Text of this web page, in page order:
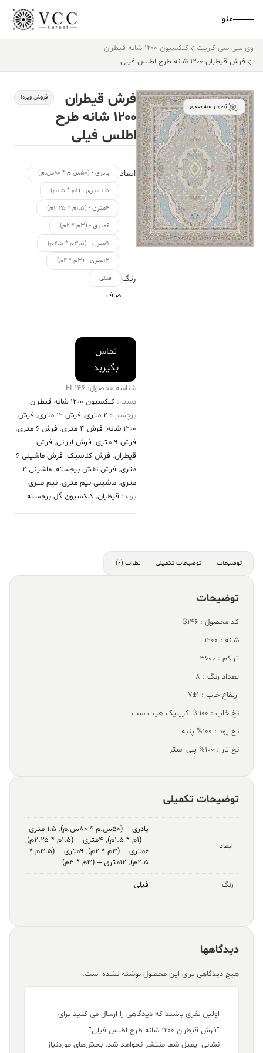
منو
وی سی سی کارپت
کلکسیون ۱۲۰۰ شانه قیطران
فرش قیطران ۱۲۰۰ شانه طرح اطلس فیلی
تصویر سه بعدی
فرش قیطران
۱۲۰۰ شانه طرح
اطلس فیلی
فروش ویژه!
ابعاد
پادری - (۵۰س.م * ۸۰س.م)
۱.۵ متری - (۱م * ۱.۵م)
۴متری - (۱.۵م * ۲.۲۵م)
۶متری - (۳م * ۲م)
۹متری - (۳.۵م * ۲.۵م)
۱۲متری - (۳م * ۴م)
رنگ فیلی
صاف
تماس
بگیرید
شناسه محصول: 146 FI
دسته: کلکسیون ۱۲۰۰ شانه قیطران
برچسب: 2 متری , فرش 12 متری , فرش
۱۲۰۰ شانه
, فرش 4 متری , فرش 6 متری
,
فرش 9 متری
, فرش ایرانی, فرش
قیطران, فرش کلاسیک,
فرش ماشینی 6
متری, فرش نقش برجسته,
ماشینی 2
متری, ماشینی نیم متری, نیم متری
برند: قیطران, کلکسیون گل برجسته
توضیحات توضیحات تکمیلی نظرات (0)
توضیحات
کد محصول : G146
شانه : 1200
تراکم : 3600
تعداد رنگ : 8
ارتفاع خاب : 1±7
نخ خاب : 100% اکریلیک هیت ست
نخ پود : 100% پنبه
نخ تار : 100% پلی استر
توضیحات تکمیلی
ابعاد
پادری – (۵۰س.م * ۸۰س.م) ,
۱.۵ متری
– (۱م * ۱.۵م)
, ۴متری – (۱.۵م * ۲.۲۵م)
,
۶متری – (۳م * ۲م)
,
۹متری – (۳.۵م *
۲.۵م)
, ۱۲متری – (۳م * ۴م)
رنگ فیلی
دیدگاهها
هیچ دیدگاهی برای این محصول نوشته نشده است.
اولین نفری باشید که دیدگاهی را ارسال می کنید برای
“فرش قیطران ۱۲۰۰ شانه طرح اطلس فیلی”
نشانی ایمیل شما منتشر نخواهد شد. بخش‌های موردنیاز